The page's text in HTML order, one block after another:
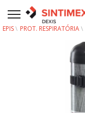
EPIS PROT. RESPIRATÓRIA